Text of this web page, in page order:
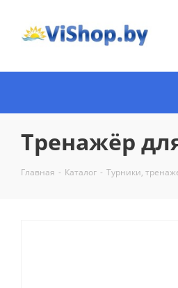
Тренажёр
Главная - Каталог - Турники,